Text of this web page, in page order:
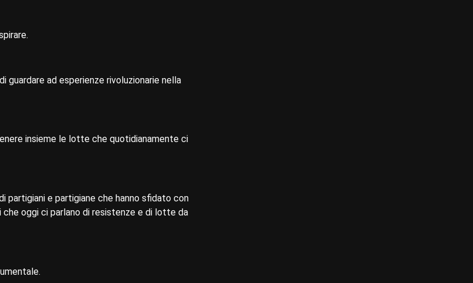
ad esperienze rivoluzionarie nella
insieme le lotte che quotidianamente ci
partigiani e partigiane che hanno sfidato con
oggi ci parlano di resistenze e di lotte da